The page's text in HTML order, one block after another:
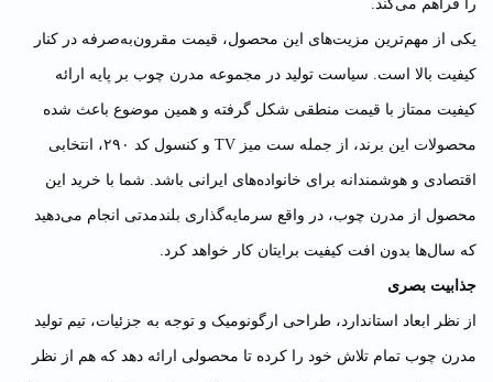
را فراهم می‌کند.
یکی از مهم‌ترین مزیت‌های این محصول، قیمت مقرون‌به‌صرفه در کنار
کیفیت بالا است. سیاست تولید در مجموعه مدرن چوب بر پایه ارائه
کیفیت ممتاز با قیمت منطقی شکل گرفته و همین موضوع باعث شده
محصولات این برند، از جمله ست میز TV و کنسول کد ۲۹۰، انتخابی
اقتصادی و هوشمندانه برای خانواده‌های ایرانی باشد. شما با خرید این
محصول از مدرن چوب، در واقع سرمایه‌گذاری بلندمدتی انجام می‌دهید
که سال‌ها بدون افت کیفیت برایتان کار خواهد کرد.
جذابیت بصری
از نظر ابعاد استاندارد، طراحی ارگونومیک و توجه به جزئیات، تیم تولید
مدرن چوب تمام تلاش خود را کرده تا محصولی ارائه دهد که هم از نظر